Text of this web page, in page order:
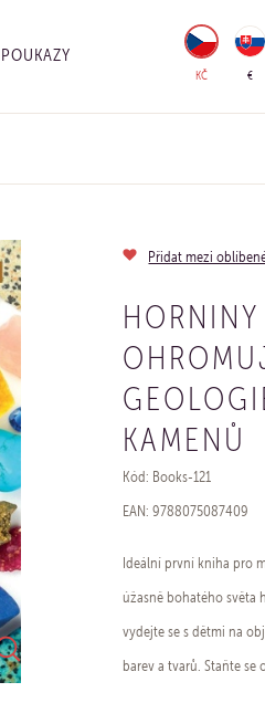
POUKAZY
KČ €
Přidat mezi
KAMENŮ
Kód: Books-121
EAN: 9788075087409
Ideální první kniha pro
úžasně bohatého světa
vydejte se s dětmi na
barev a tvarů. Staňte